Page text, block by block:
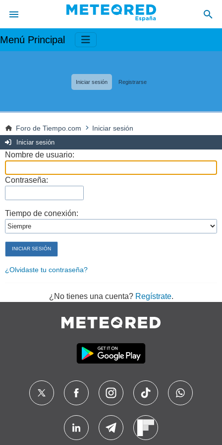
Menú Principal
Iniciar sesión Registrarse
Foro de Tiempo.com Iniciar sesión
Iniciar sesión
Nombre de usuario:
Contraseña:
Tiempo de conexión:
¿Olvidaste tu contraseña?
¿No tienes una cuenta? Regístrate.